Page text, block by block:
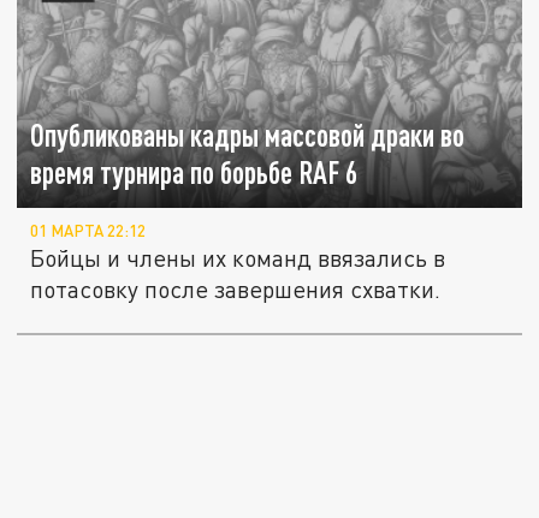
Опубликованы кадры массовой драки во
время турнира по борьбе RAF 6
01 МАРТА 22:12
Бойцы и члены их команд ввязались в
потасовку после завершения схватки.